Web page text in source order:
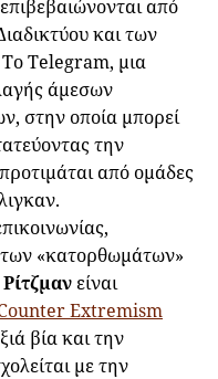
από
και των
Telegram, μια
άμεσων
στην οποία μπορεί
την
από ομάδες
των «κατορθωμάτων»
είναι
Extremism
βία και την
με την